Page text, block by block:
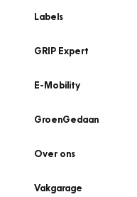
Labels
GRIP Expert
E-Mobility
GroenGedaan
Over ons
Vakgarage